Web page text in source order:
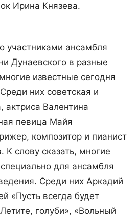
Ирина Князева.
участниками ансамбля
Дунаевского в разные
известные сегодня
них советская и
актриса Валентина
певица Майя
композитор и пианист
К слову сказать, многие
для ансамбля
Среди них Аркадий
«Пусть всегда будет
голуби», «Вольный